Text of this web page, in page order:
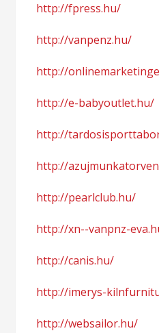
http://fpress.hu/
http://vanpenz.hu/
http://
http://e-babyoutlet.hu/
http://
http://
http://pearlclub.hu/
http://xn--vanpnz-
http://canis.hu/
http://imerys-
http://websailor.hu/